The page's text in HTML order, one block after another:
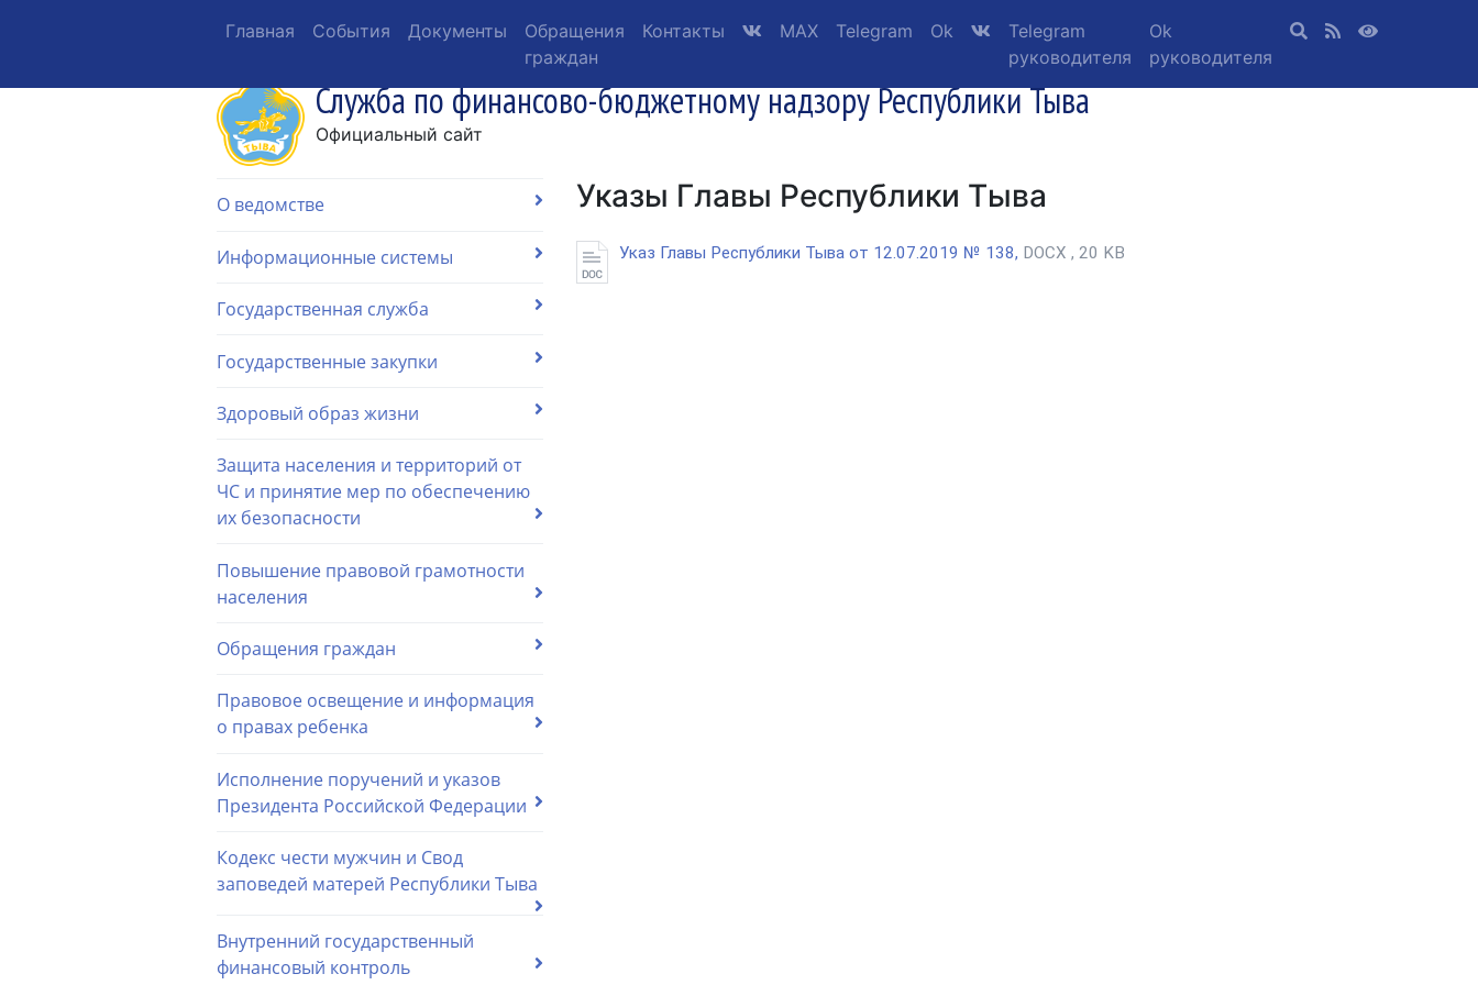
Главная События Документы
Обращения
граждан
Контакты MAX Telegram Ok
Telegram
руководителя
Ok
руководителя
Служба по финансово-бюджетному надзору Республики Тыва
Официальный сайт
О ведомстве
Информационные системы
Государственная служба
Государственные закупки
Здоровый образ жизни
Защита населения и территорий от
ЧС и принятие мер по обеспечению
их безопасности
Повышение правовой грамотности
населения
Обращения граждан
Правовое освещение и информация
о правах ребенка
Исполнение поручений и указов
Президента Российской Федерации
Кодекс чести мужчин и Cвод
заповедей матерей Республики Тыва
Внутренний государственный
финансовый контроль
Указы Главы Республики Тыва
Указ Главы Республики Тыва от 12.07.2019 № 138, DOCX , 20 KB